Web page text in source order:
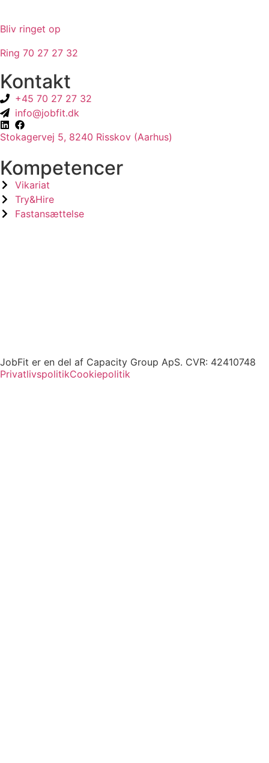
Bliv ringet op
Ring 70 27 27 32
Kontakt
+45 70 27 27 32
info@jobfit.dk
Stokagervej 5, 8240 Risskov (Aarhus)
Kompetencer
Vikariat
Try&Hire
Fastansættelse
JobFit er en del af Capacity Group ApS. CVR: 42410748
PrivatlivspolitikCookiepolitik